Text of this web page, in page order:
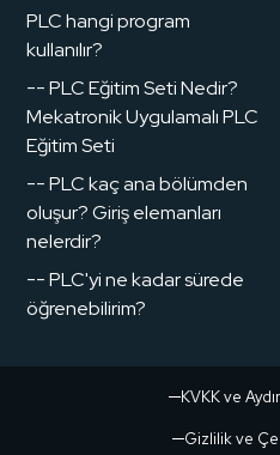
PLC hangi program
kullanılır?
-- PLC Eğitim Seti Nedir?
Mekatronik Uygulamalı PLC
Eğitim Seti
-- PLC kaç ana bölümden
oluşur? Giriş elemanları
nelerdir?
-- PLC'yi ne kadar sürede
öğrenebilirim?
KVKK ve
Gizlilik ve